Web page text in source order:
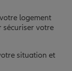
logement
sécuriser votre
situation et